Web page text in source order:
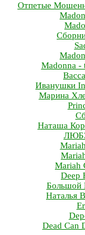
Отпетые
Madonna -
Иванушки
Марина
Наташа
Mariah
Deep
Большой
Наталья
Dead Can